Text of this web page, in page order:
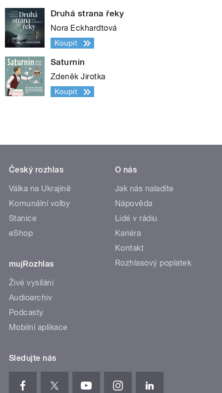
Druhá strana řeky
Nora Eckhardtová
Koupit
Saturnin
Zdeněk Jirotka
Koupit
Český rozhlas
Válka na Ukrajině
Komunální volby
Stanice
eShop
mujRozhlas
Živé vysílání
Audioarchiv
Podcasty
Mobilní aplikace
O nás
Jak nás naladíte
Nápověda
Lidé v rádiu
Kariéra
Kontakt
Rozhlasový poplatek
Sledujte nás